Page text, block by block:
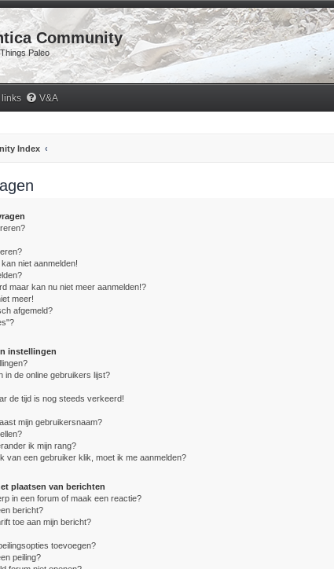
Community
Paleo
V&A
Index
niet aanmelden!
maar kan nu niet meer aanmelden!?
meer!
afgemeld?
instellingen
in de online gebruikers lijst?
de tijd is nog steeds verkeerd!
mijn gebruikersnaam?
ik mijn rang?
van een gebruiker klik, moet ik me aanmelden?
plaatsen van berichten
in een forum of maak een reactie?
bericht?
toe aan mijn bericht?
toevoegen?
peiling?